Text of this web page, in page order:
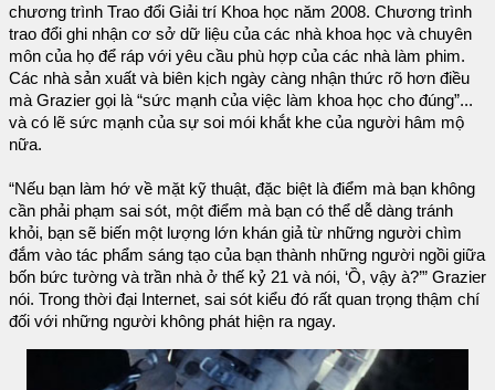
chương trình Trao đổi Giải trí Khoa học năm 2008. Chương trình
trao đổi ghi nhận cơ sở dữ liệu của các nhà khoa học và chuyên
môn của họ để ráp với yêu cầu phù hợp của các nhà làm phim.
Các nhà sản xuất và biên kịch ngày càng nhận thức rõ hơn điều
mà Grazier gọi là “sức mạnh của việc làm khoa học cho đúng”...
và có lẽ sức mạnh của sự soi mói khắt khe của người hâm mộ
nữa.
“Nếu bạn làm hớ về mặt kỹ thuật, đặc biệt là điểm mà bạn không
cần phải phạm sai sót, một điểm mà bạn có thể dễ dàng tránh
khỏi, bạn sẽ biến một lượng lớn khán giả từ những người chìm
đắm vào tác phẩm sáng tạo của bạn thành những người ngồi giữa
bốn bức tường và trần nhà ở thế kỷ 21 và nói, ‘Ồ, vậy à?’” Grazier
nói. Trong thời đại Internet, sai sót kiểu đó rất quan trọng thậm chí
đối với những người không phát hiện ra ngay.